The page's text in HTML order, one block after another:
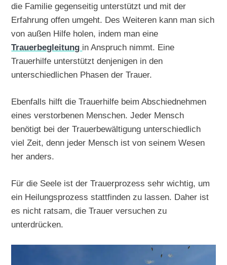
die Familie gegenseitig unterstützt und mit der
Erfahrung offen umgeht. Des Weiteren kann man sich
von außen Hilfe holen, indem man eine
Trauerbegleitung in Anspruch nimmt. Eine
Trauerhilfe unterstützt denjenigen in den
unterschiedlichen Phasen der Trauer.
Ebenfalls hilft die Trauerhilfe beim Abschiednehmen
eines verstorbenen Menschen. Jeder Mensch
benötigt bei der Trauerbewältigung unterschiedlich
viel Zeit, denn jeder Mensch ist von seinem Wesen
her anders.
Für die Seele ist der Trauerprozess sehr wichtig, um
ein Heilungsprozess stattfinden zu lassen. Daher ist
es nicht ratsam, die Trauer versuchen zu
unterdrücken.